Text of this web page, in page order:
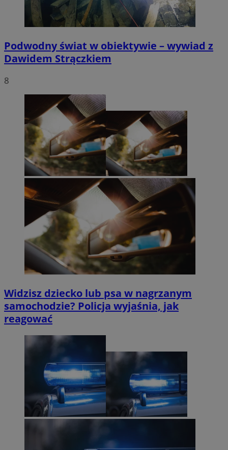
Podwodny świat w obiektywie – wywiad z
Dawidem Strączkiem
8
Widzisz dziecko lub psa w nagrzanym
samochodzie? Policja wyjaśnia, jak
reagować